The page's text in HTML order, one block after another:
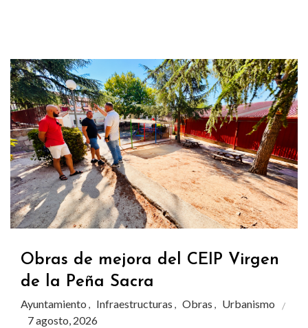
Obras de mejora del CEIP Virgen
de la Peña Sacra
Ayuntamiento , Infraestructuras , Obras , Urbanismo
7 agosto, 2026